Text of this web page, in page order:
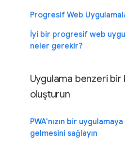
Progresif Web
İyi bir progresif web
neler gerekir?
Uygulama benzeri bir
oluşturun
PWA'nızın bir
gelmesini sağlayın